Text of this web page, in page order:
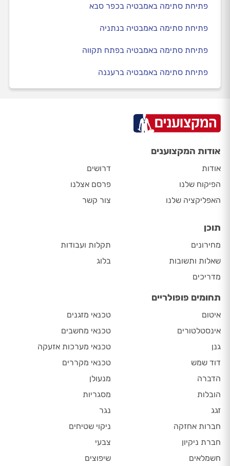
פתיחת סתימה באמבטיה בכפר סבא
פתיחת סתימה באמבטיה בנתניה
פתיחת סתימה באמבטיה בפתח תקווה
פתיחת סתימה באמבטיה ברעננה
אודות המקצוענים
אודות
הפיקוח שלנו
האפליקציה שלנו
דרושים
פרסם אצלנו
צור קשר
תוכן
מחירונים
שאלות ותשובות
מדריכים
תקלות ועבודות
בלוג
תחומים פופולריים
איטום
אינסטלטורים
גנן
דוד שמש
הדברה
הובלות
זגג
חברות אחזקה
חברת ניקיון
חשמלאים
טכנאי מזגנים
טכנאי מחשבים
טכנאי מערכות אזעקה
טכנאי מקררים
מנעולן
מסגריות
נגר
ניקוי שטיחים
צבעי
שיפוצים